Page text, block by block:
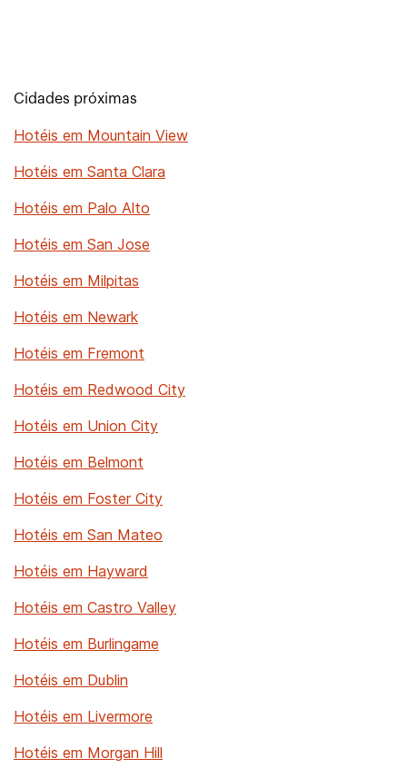
Cidades próximas
Hotéis em Mountain View
Hotéis em Santa Clara
Hotéis em Palo Alto
Hotéis em San Jose
Hotéis em Milpitas
Hotéis em Newark
Hotéis em Fremont
Hotéis em Redwood City
Hotéis em Union City
Hotéis em Belmont
Hotéis em Foster City
Hotéis em San Mateo
Hotéis em Hayward
Hotéis em Castro Valley
Hotéis em Burlingame
Hotéis em Dublin
Hotéis em Livermore
Hotéis em Morgan Hill